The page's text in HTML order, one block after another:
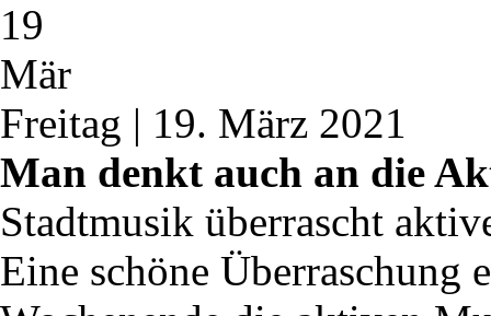
19
Mär
Freitag | 19. März 2021
Man denkt auch an die
Stadtmusik überrascht
Eine schöne Überraschung